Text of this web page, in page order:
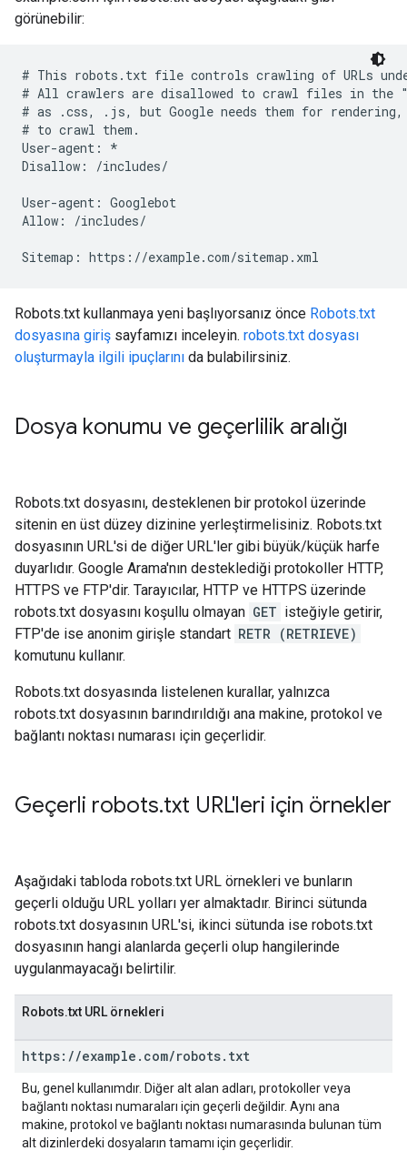
görünebilir:
# This robots.txt file controls crawling of URLs
# All crawlers are disallowed to crawl files in the
# as .css, .js, but Google needs them for rendering,
# to crawl them.
User-agent: *
Disallow: /includes/
User-agent: Googlebot
Allow: /includes/
Sitemap: https://example.com/sitemap.xml
Robots.txt kullanmaya yeni başlıyorsanız önce Robots.txt
dosyasına giriş sayfamızı inceleyin. robots.txt dosyası
oluşturmayla ilgili ipuçlarını da bulabilirsiniz.
Dosya konumu ve geçerlilik aralığı
Robots.txt dosyasını, desteklenen bir protokol üzerinde
sitenin en üst düzey dizinine yerleştirmelisiniz. Robots.txt
dosyasının URL'si de diğer URL'ler gibi büyük/küçük harfe
duyarlıdır. Google Arama'nın desteklediği protokoller HTTP,
HTTPS ve FTP'dir. Tarayıcılar, HTTP ve HTTPS üzerinde
robots.txt dosyasını koşullu olmayan GET isteğiyle getirir,
FTP'de ise anonim girişle standart RETR (RETRIEVE)
komutunu kullanır.
Robots.txt dosyasında listelenen kurallar, yalnızca
robots.txt dosyasının barındırıldığı ana makine, protokol ve
bağlantı noktası numarası için geçerlidir.
Geçerli robots.txt URL'leri için örnekler
Aşağıdaki tabloda robots.txt URL örnekleri ve bunların
geçerli olduğu URL yolları yer almaktadır. Birinci sütunda
robots.txt dosyasının URL'si, ikinci sütunda ise robots.txt
dosyasının hangi alanlarda geçerli olup hangilerinde
uygulanmayacağı belirtilir.
Robots.txt URL örnekleri
https: //example . com/robots. txt
Bu, genel kullanımdır. Diğer alt alan adları, protokoller veya
bağlantı noktası numaraları için geçerli değildir. Aynı ana
makine, protokol ve bağlantı noktası numarasında bulunan tüm
alt dizinlerdeki dosyaların tamamı için geçerlidir.